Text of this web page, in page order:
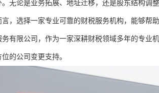
无论是业务拓展、地址迁移，还是股东结构调
，选择一家专业可靠的财税服务机构，能够帮
有限公司，作为一家深耕财税领域多年的专业
的公司变更支持。